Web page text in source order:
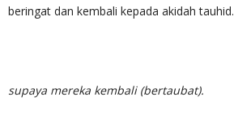
beringat dan kembali kepada akidah tauhid.
supaya mereka kembali (bertaubat).